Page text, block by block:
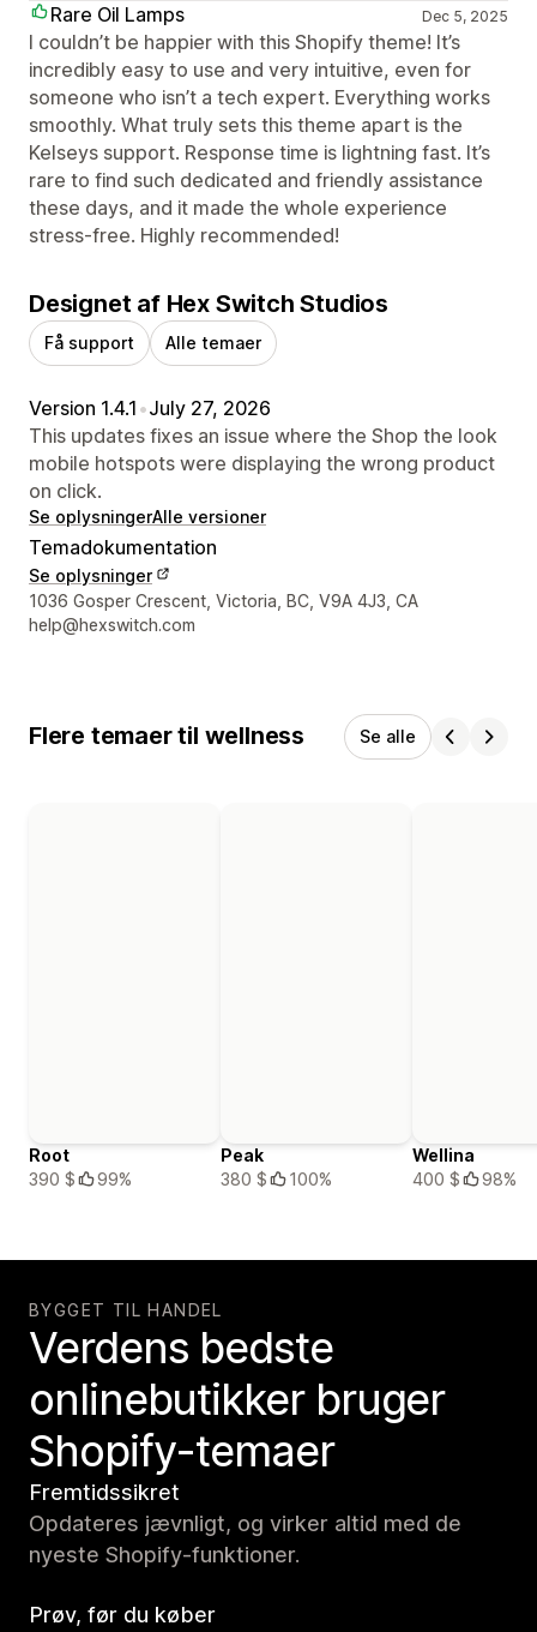
Rare Oil Lamps
Dec 5, 2025
I couldn’t be happier with this Shopify theme! It’s
incredibly easy to use and very intuitive, even for
someone who isn’t a tech expert. Everything works
smoothly. What truly sets this theme apart is the
Kelseys support. Response time is lightning fast. It’s
rare to find such dedicated and friendly assistance
these days, and it made the whole experience
stress-free. Highly recommended!
Designet af Hex Switch Studios
Få support Alle temaer
Version 1.4.1 •July 27, 2026
This updates fixes an issue where the Shop the look
mobile hotspots were displaying the wrong product
on click.
Se oplysningerAlle versioner
Temadokumentation
Se oplysninger
Se kontaktoplysninger
1036 Gosper Crescent, Victoria, BC, V9A 4J3, CA
help@hexswitch.com
Flere temaer til wellness Se alle
Root
390 $
99%
Peak
380 $
100%
Wellina
400 $
98%
BYGGET TIL HANDEL
Verdens bedste
onlinebutikker bruger
Shopify-temaer
Fremtidssikret
Opdateres jævnligt, og virker altid med de
nyeste Shopify-funktioner.
Prøv, før du køber